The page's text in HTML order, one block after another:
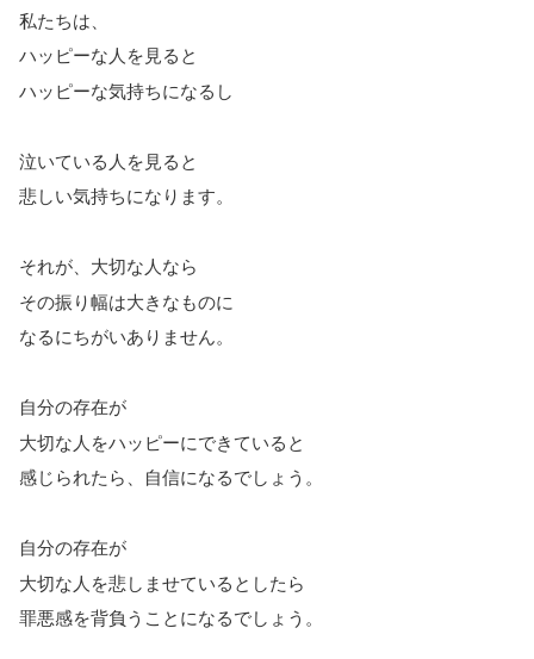
私たちは、
ハッピーな人を見ると
ハッピーな気持ちになるし
泣いている人を見ると
悲しい気持ちになります。
それが、大切な人なら
その振り幅は大きなものに
なるにちがいありません。
自分の存在が
大切な人をハッピーにできていると
感じられたら、自信になるでしょう。
自分の存在が
大切な人を悲しませているとしたら
罪悪感を背負うことになるでしょう。